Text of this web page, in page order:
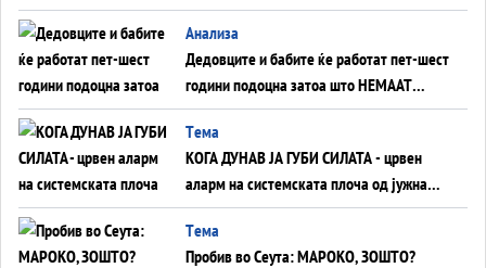
Анализа
Дедовците и бабите ќе работат пет-шест
години подоцна затоа што НЕМААТ
ВНУЦИ ДА ГИ ЗАМЕНАТ
Tема
КОГА ДУНАВ ЈА ГУБИ СИЛАТА - црвен
аларм на системската плоча од јужна
Германија до Црното Море...
Tема
Пробив во Сеута: МАРОКО, ЗОШТО?